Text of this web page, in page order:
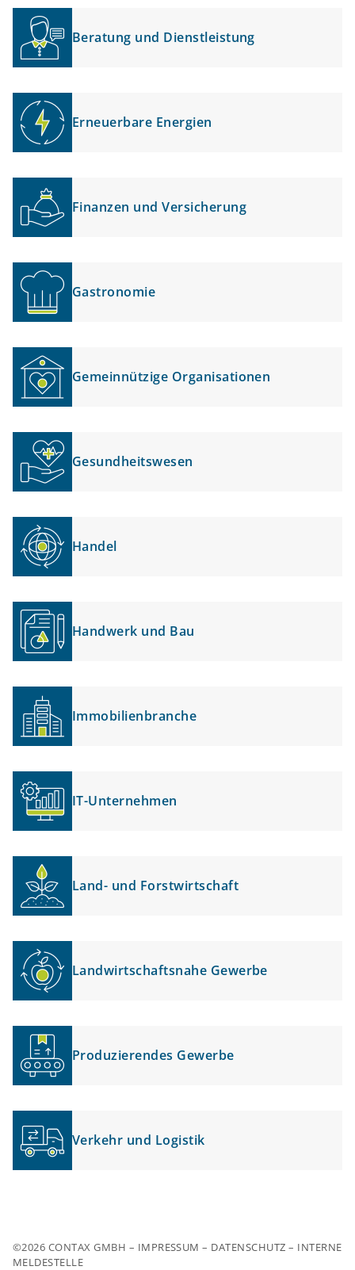
Beratung und Dienstleistung
Erneuerbare Energien
Finanzen und Versicherung
Gastronomie
Gemeinnützige Organisationen
Gesundheitswesen
Handel
Handwerk und Bau
Immobilienbranche
IT-Unternehmen
Land- und Forstwirtschaft
Landwirtschaftsnahe Gewerbe
Produzierendes Gewerbe
Verkehr und Logistik
©2026 CONTAX GMBH – IMPRESSUM – DATENSCHUTZ – INTERNE
MELDESTELLE